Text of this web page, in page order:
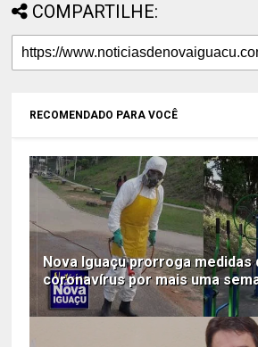
COMPARTILHE:
RECOMENDADO PARA VOCÊ
Nova Iguaçu prorroga medidas
coronavírus por mais uma